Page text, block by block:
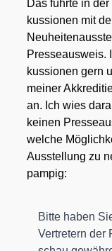
Das führ­te in
kus­sio­nen mit
Pres­se­aus­weis.
kus­sio­nen gern
mei­ner
an. Ich wies
kei­nen
wel­che
Aus­stel­lung zu
pam­pig:
Bit­te haben
Ver­tre­tern der